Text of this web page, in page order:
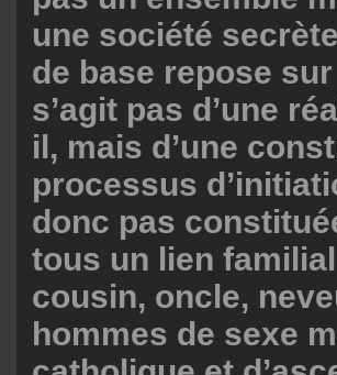
une société
de base repose
s’agit pas d’une
il, mais d’une
processus
donc pas
tous un lien
cousin, oncle,
hommes de sexe